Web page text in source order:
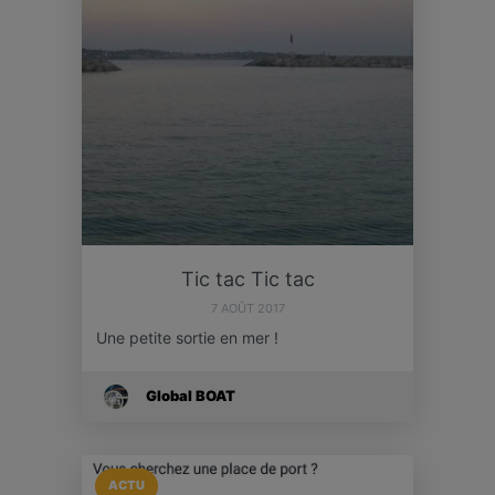
Tic tac Tic tac
7 AOÛT 2017
Une petite sortie en mer !
Global BOAT
ACTU